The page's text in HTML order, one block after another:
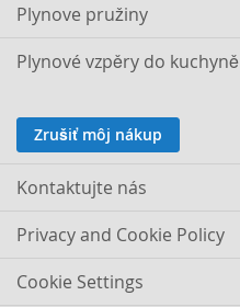
Plynove pružiny
Plynové vzpěry do kuchyně
Zrušiť môj nákup
Kontaktujte nás
Privacy and Cookie Policy
Cookie Settings